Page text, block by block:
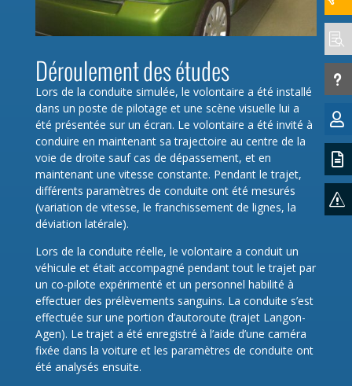
Déroulement des études
Lors de la conduite simulée, le volontaire a été installé
dans un poste de pilotage et une scène visuelle lui a
été présentée sur un écran. Le volontaire a été invité à
conduire en maintenant sa trajectoire au centre de la
voie de droite sauf cas de dépassement, et en
maintenant une vitesse constante. Pendant le trajet,
différents paramètres de conduite ont été mesurés
(variation de vitesse, le franchissement de lignes, la
déviation latérale).
Lors de la conduite réelle, le volontaire a conduit un
véhicule et était accompagné pendant tout le trajet par
un co-pilote expérimenté et un personnel habilité à
effectuer des prélèvements sanguins. La conduite s’est
effectuée sur une portion d’autoroute (trajet Langon-
Agen). Le trajet a été enregistré à l’aide d’une caméra
fixée dans la voiture et les paramètres de conduite ont
été analysés ensuite.

u


s